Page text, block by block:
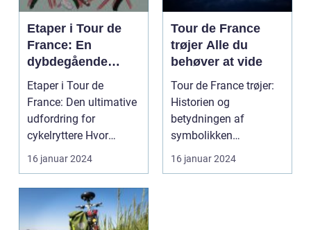
Etaper i Tour de
France: En
dybdegående
analyse af
historien og
betydningen af
etaper i det mest
prestigefyldte
cykelløb
Etaper i Tour de
France: Den ultimative
udfordring for
cykelryttere Hvor
mange kilometer skal
man c...
16 januar 2024
Tour de France
trøjer Alle du
behøver at vide
Tour de France trøjer:
Historien og
betydningen af
symbolikken
Introduktion til Tour de
France trø...
16 januar 2024